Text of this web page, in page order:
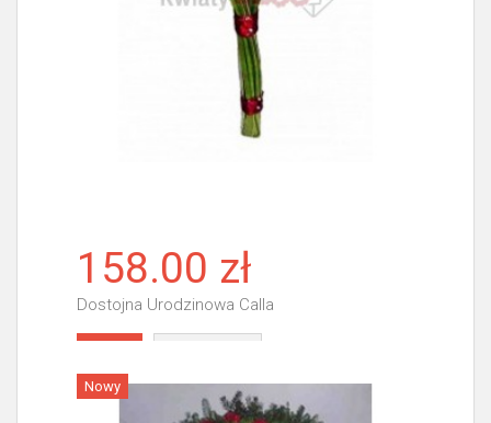
158.00 zł
Dostojna Urodzinowa Calla
Nowy